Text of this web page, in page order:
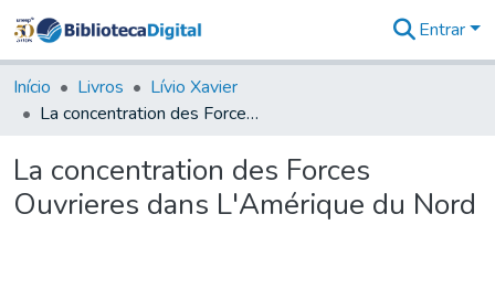
&
Coleções
Tudo na
Digital
Estatísticas
Entrar
Início Livros
Lívio Xavier
La concentration des Forces Ouvrieres dans L'Amérique du Nord
La concentration des Forces
Ouvrieres dans L'Amérique du Nord